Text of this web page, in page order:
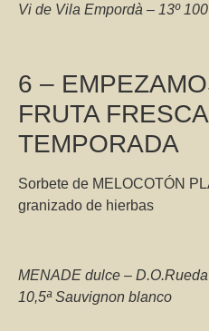
Vi de Vila Empordà – 13º
6 –
FRUTA
TEMPORADA
Sorbete de MELOCOTÓN
granizado de hierbas
MENADE dulce – D.O.Rueda
10,5ª Sauvignon blanco